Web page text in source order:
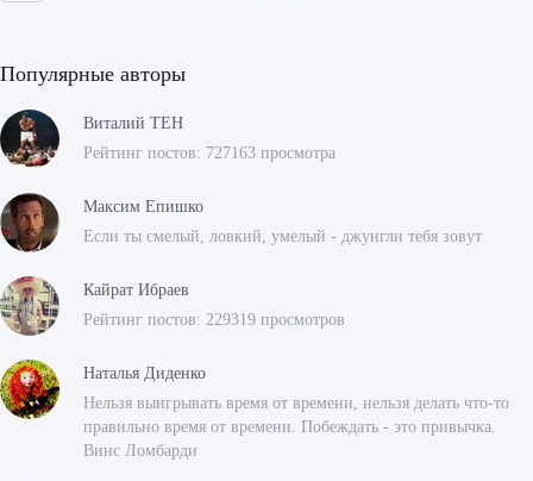
Популярные авторы
Виталий ТЕН
Рейтинг постов: 727163 просмотра
Максим Епишко
Если ты смелый, ловкий, умелый - джунгли тебя зовут
Кайрат Ибраев
Рейтинг постов: 229319 просмотров
Наталья Диденко
Нельзя выигрывать время от времени, нельзя делать что-то
правильно время от времени. Побеждать - это привычка.
Винс Ломбарди